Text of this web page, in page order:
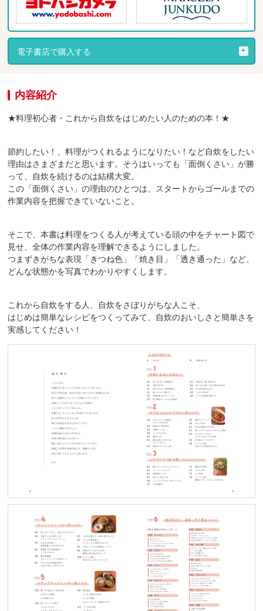
電子書店で購入する
内容紹介
★料理初心者・これから自炊をはじめたい人のための本！★
節約したい！、料理がつくれるようになりたい！など自炊をしたい
理由はさまざまだと思います。そうはいっても「面倒くさい」が勝
って、自炊を続けるのは結構大変。
この「面倒くさい」の理由のひとつは、スタートからゴールまでの
作業内容を把握できていないこと。
そこで、本書は料理をつくる人が考えている頭の中をチャート図で
見せ、全体の作業内容を理解できるようにしました。
つまずきがちな表現「きつね色」「焼き目」「透き通った」など、
どんな状態かを写真でわかりやすくします。
これから自炊をする人、自炊をさぼりがちな人こそ、
はじめは簡単なレシピをつくってみて、自炊のおいしさと簡単さを
実感してください！